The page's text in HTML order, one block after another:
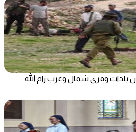
وقرى شمال وغرب رام الله